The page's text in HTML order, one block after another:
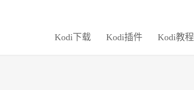
Kodi下载 Kodi插件 Kodi教程